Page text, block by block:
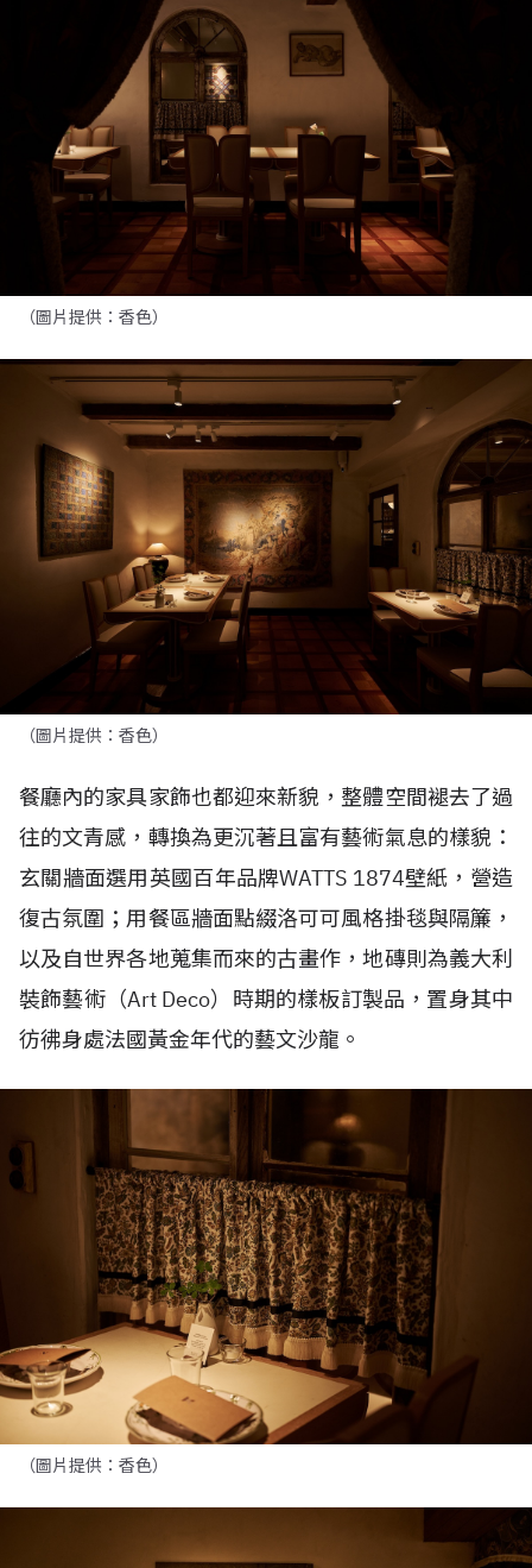
（圖片提供：香色）
（圖片提供：香色）
餐廳內的家具家飾也都迎來新貌，整體空間褪去了過
往的文青感，轉換為更沉著且富有藝術氣息的樣貌：
玄關牆面選用英國百年品牌WATTS 1874壁紙，營造
復古氛圍；用餐區牆面點綴洛可可風格掛毯與隔簾，
以及自世界各地蒐集而來的古畫作，地磚則為義大利
裝飾藝術（Art Deco）時期的樣板訂製品， 置身其中
彷彿身處法國黃金年代的藝文沙龍。
（圖片提供：香色）